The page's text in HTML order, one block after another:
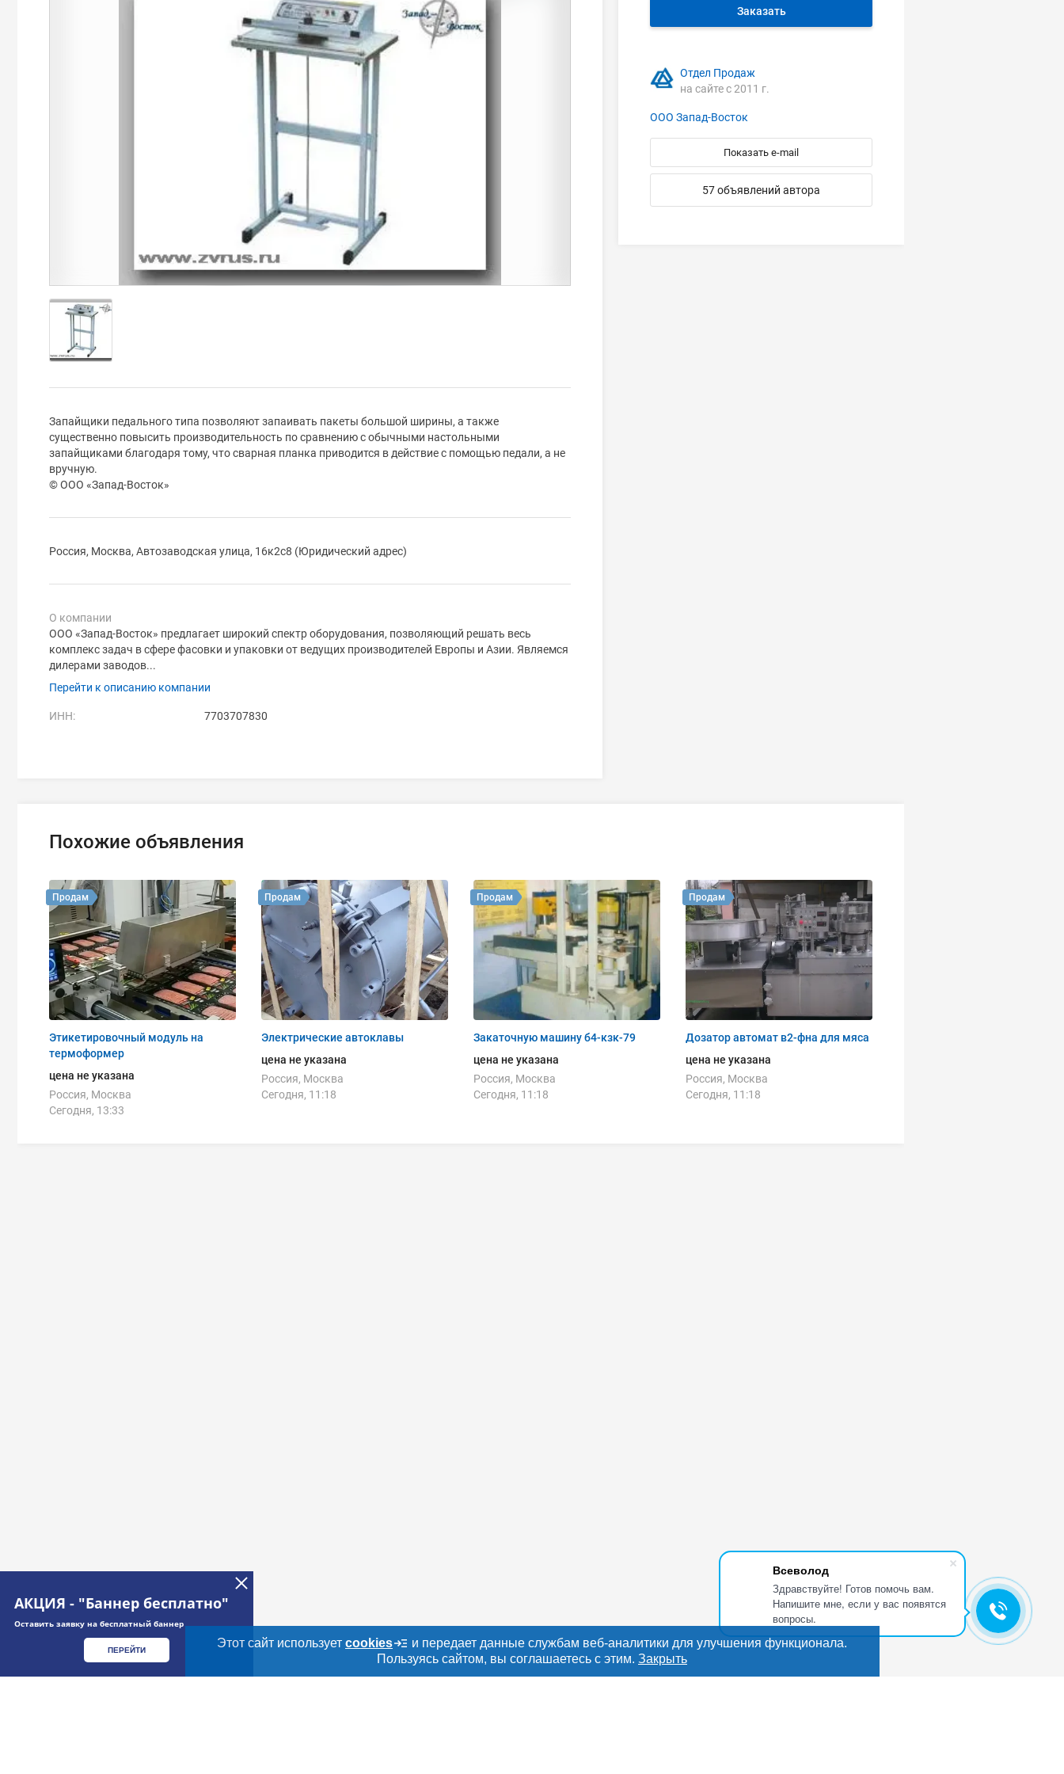
Всеволод
Здравствуйте! Готов помочь вам.
Напишите мне, если у вас появятся
вопросы.
Запайщики педального типа позволяют запаивать пакеты большой ширины, а также
существенно повысить производительность по сравнению с обычными настольными
запайщиками благодаря тому, что сварная планка приводится в действие с помощью педали, а не
вручную.
© ООО «Запад-Восток»
Россия, Москва, Автозаводская улица, 16к2с8 (Юридический адрес)
О компании
ООО «Запад-Восток» предлагает широкий спектр оборудования, позволяющий решать весь
комплекс задач в сфере фасовки и упаковки от ведущих производителей Европы и Азии. Являемся
дилерами заводов...
Перейти к описанию компании
ИНН: 7703707830
Заказать
Отдел Продаж
на сайте с 2011 г.
ООО Запад-Восток
Показать e-mail
57 объявлений автора
Похожие объявления
Этикетировочный модуль на
термоформер
цена не указана
Россия, Москва
Сегодня, 13:33
Продам
Электрические автоклавы
цена не указана
Россия, Москва
Сегодня, 11:18
Продам
Закаточную машину б4-кзк-79
цена не указана
Россия, Москва
Сегодня, 11:18
Продам
Дозатор автомат в2-фна для мяса
цена не указана
Россия, Москва
Сегодня, 11:18
Продам
АКЦИЯ - "Баннер бесплатно"
Оставить заявку на бесплатный баннер
ПЕРЕЙТИ
Этот сайт использует cookies
и передает данные службам веб-аналитики для улучшения функционала.
Пользуясь сайтом, вы соглашаетесь с этим. Закрыть